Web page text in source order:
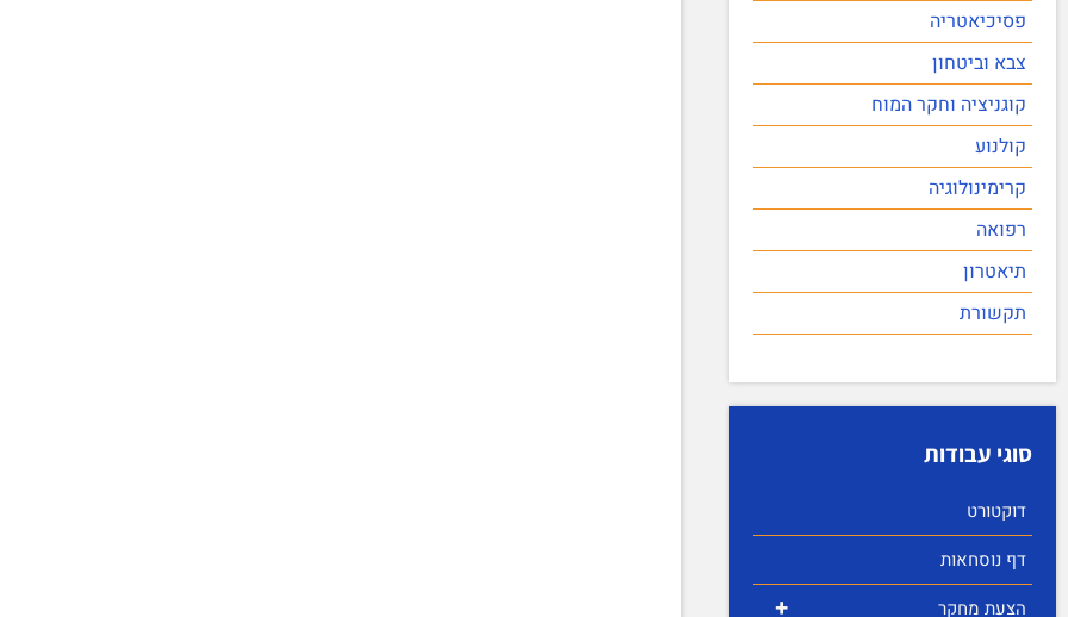
פסיכיאטריה
צבא וביטחון
קוגניציה וחקר המוח
קולנוע
קרימינולוגיה
רפואה
תיאטרון
תקשורת
סוגי עבודות
דוקטורט
דף נוסחאות
+ הצעת מחקר